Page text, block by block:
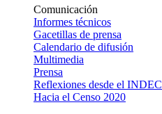
Comunicación
Informes técnicos
Gacetillas de prensa
Calendario de difusión
Multimedia
Prensa
Reflexiones desde el INDEC
Hacia el Censo 2020